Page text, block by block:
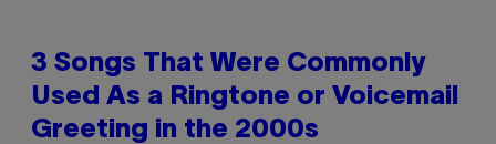
3 Songs That Were Commonly
Used As a Ringtone or Voicemail
Greeting in the 2000s